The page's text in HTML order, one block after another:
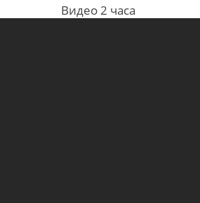
Видео 2 часа